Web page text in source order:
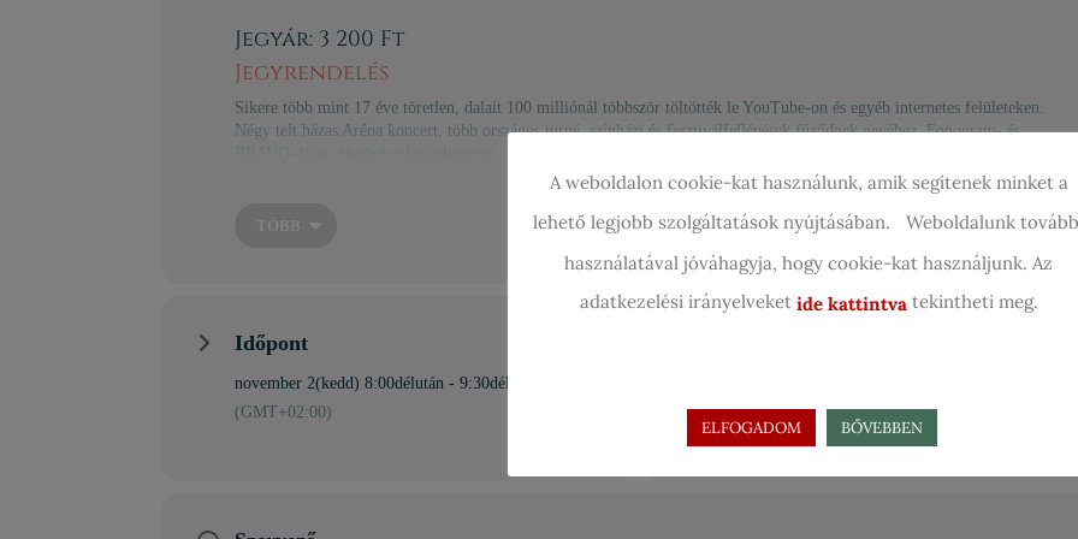
Jegyár: 3 200 Ft
Jegyrendelés
Sikere több mint 17 éve töretlen, dalait 100 milliónál többször töltötték le YouTube-on és egyéb internetes felületeken.
Négy telt házas Aréna koncert, több országos turné, színházi és fesztiválfellépések fűződnek nevéhez. Fonogram- és
2017-es Caramel 7 című albuma dupla platinalemez lett, 2018-ben pedig elsőként kapta meg az újonnan alapított Máté
Péter-díjat a könnyűzene területén végzett kiemelkedő munkásságáért.
Caramel akusztikus koncertjén felcsendülnek legnépszerűbb slágerei, mint a Szállok a dallal, Ébren álmodók, Lélekdonor,
Vízió, Jelenés, Mennem kell, Végtelen, Még egyszer, Használd a szívedet és még sok más.
Időpont
november 2(kedd) 8:00délután - 9:30délután
(GMT+02:00)
OTHER EVENTS
A weboldalon cookie-kat használunk, amik segítenek minket a
lehető legjobb szolgáltatások nyújtásában. Weboldalunk
használatával jóváhagyja, hogy cookie-kat használjunk. Az
adatkezelési irányelveket ide kattintva tekintheti meg.
ELFOGADOM BŐVEBBEN